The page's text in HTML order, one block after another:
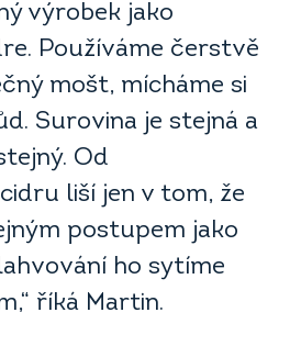
výrobek jako
Používáme čerstvě
mošt, mícháme si
Surovina je stejná a
Od
liší jen v tom, že
postupem jako
ho sytíme
říká Martin.